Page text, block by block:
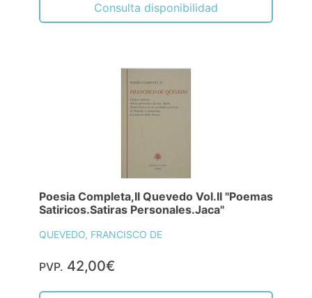
Consulta disponibilidad
Poesia Completa,II Quevedo Vol.II "Poemas
Satiricos.Satiras Personales.Jaca"
QUEVEDO, FRANCISCO DE
PVP. 42,00€